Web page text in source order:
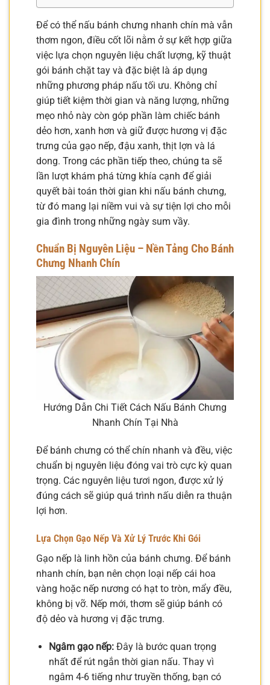
Để có thể nấu bánh chưng nhanh chín mà vẫn
thơm ngon, điều cốt lõi nằm ở sự kết hợp giữa
việc lựa chọn nguyên liệu chất lượng, kỹ thuật
gói bánh chặt tay và đặc biệt là áp dụng
những phương pháp nấu tối ưu. Không chỉ
giúp tiết kiệm thời gian và năng lượng, những
mẹo nhỏ này còn góp phần làm chiếc bánh
dẻo hơn, xanh hơn và giữ được hương vị đặc
trưng của gạo nếp, đậu xanh, thịt lợn và lá
dong. Trong các phần tiếp theo, chúng ta sẽ
lần lượt khám phá từng khía cạnh để giải
quyết bài toán thời gian khi nấu bánh chưng,
từ đó mang lại niềm vui và sự tiện lợi cho mỗi
gia đình trong những ngày sum vầy.
Chuẩn Bị Nguyên Liệu – Nền Tảng Cho Bánh
Chưng Nhanh Chín
Hướng Dẫn Chi Tiết Cách Nấu Bánh Chưng
Nhanh Chín Tại Nhà
Để bánh chưng có thể chín nhanh và đều, việc
chuẩn bị nguyên liệu đóng vai trò cực kỳ quan
trọng. Các nguyên liệu tươi ngon, được xử lý
đúng cách sẽ giúp quá trình nấu diễn ra thuận
lợi hơn.
Lựa Chọn Gạo Nếp Và Xử Lý Trước Khi Gói
Gạo nếp là linh hồn của bánh chưng. Để bánh
nhanh chín, bạn nên chọn loại nếp cái hoa
vàng hoặc nếp nương có hạt to tròn, mẩy đều,
không bị vỡ. Nếp mới, thơm sẽ giúp bánh có
độ dẻo và hương vị đặc trưng.
Ngâm gạo nếp:Đây là bước quan trọng
nhất để rút ngắn thời gian nấu. Thay vì
ngâm 4-6 tiếng như truyền thống, bạn có